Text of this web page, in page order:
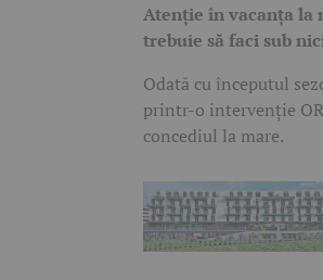
Atenție în vacanța la
trebuie să faci sub
Odată cu începutul
printr-o intervenție
concediul la mare.